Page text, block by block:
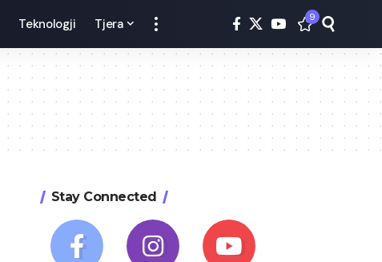
Teknologji Tjera 9
Stay Connected